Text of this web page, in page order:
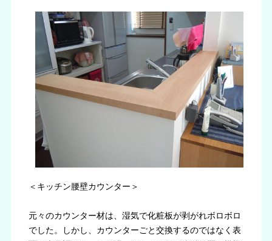
＜キッチン腰壁カウンター＞
元々のカウンター材は、湿気で化粧板が剥がれボロボロ
でした。しかし、カウンターごと交換するのではなく表